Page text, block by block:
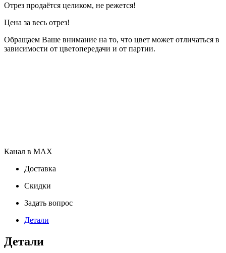
Отрез продаётся целиком, не режется!
Цена за весь отрез!
Обращаем Ваше внимание на то, что цвет может отличаться в
зависимости от цветопередачи и от партии.
Канал в MAX
Доставка
Скидки
Задать вопрос
Детали
Детали